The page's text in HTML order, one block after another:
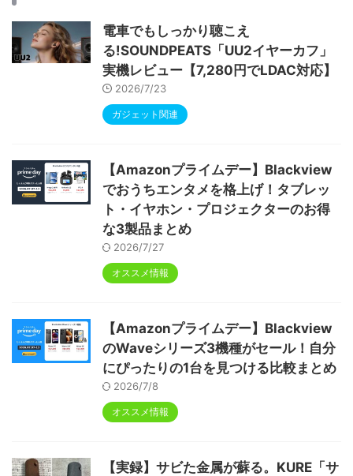
電車でもしっかり聴こえ
る!SOUNDPEATS「UU2イヤーカフ」
実機レビュー【7,280円でLDAC対応】
2026/7/23
ガジェット関連
【Amazonプライムデー】Blackview
でおうちエンタメを格上げ！タブレッ
ト・イヤホン・プロジェクターのお得
な3製品まとめ
2026/7/27
オススメ情報
【Amazonプライムデー】Blackview
のWaveシリーズ3機種がセール！自分
にぴったりの1台を見つける比較まとめ
2026/7/8
オススメ情報
【実録】サビた金属が蘇る。KURE「サ